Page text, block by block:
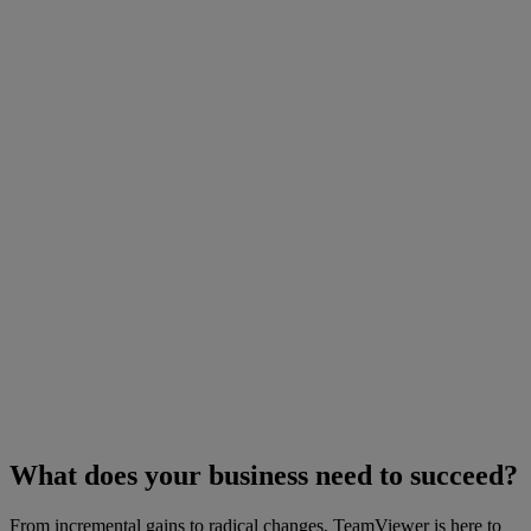
What does your business need to succeed?
From incremental gains to radical changes, TeamViewer is here to